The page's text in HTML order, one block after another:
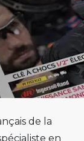
de la
en